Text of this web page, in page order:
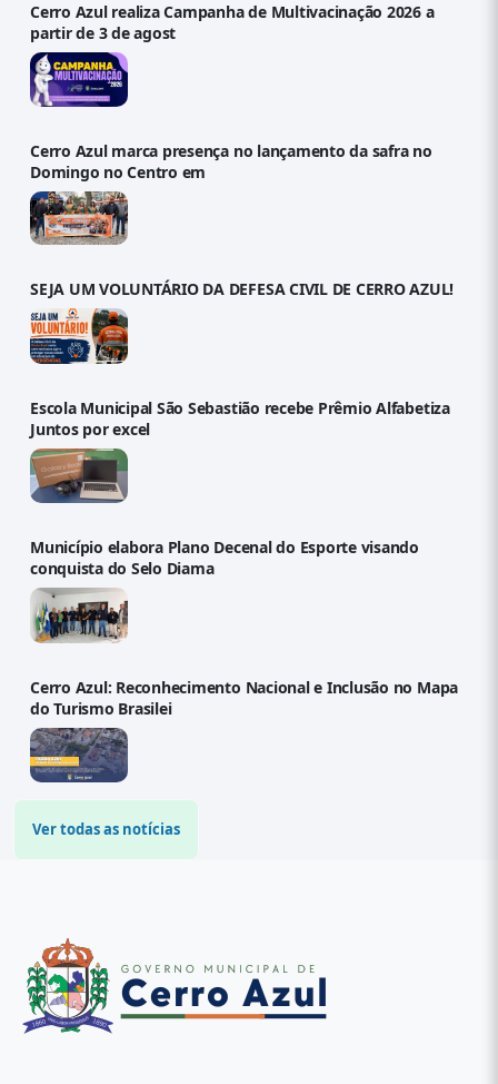
Cerro Azul realiza Campanha de Multivacinação 2026 a
partir de 3 de agost
Cerro Azul marca presença no lançamento da safra no
Domingo no Centro em
SEJA UM VOLUNTÁRIO DA DEFESA CIVIL DE CERRO AZUL!
Escola Municipal São Sebastião recebe Prêmio Alfabetiza
Juntos por excel
Município elabora Plano Decenal do Esporte visando
conquista do Selo Diama
Cerro Azul: Reconhecimento Nacional e Inclusão no Mapa
do Turismo Brasilei
Ver todas as notícias